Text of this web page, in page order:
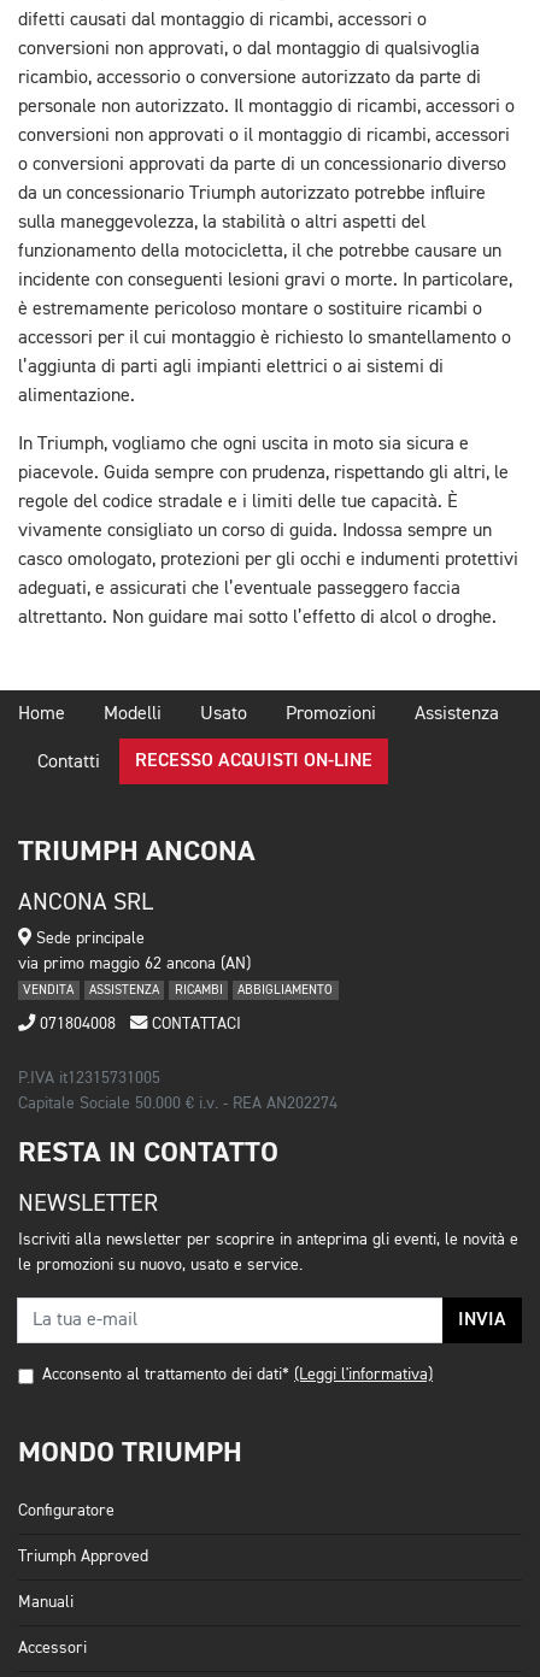
difetti causati dal montaggio di ricambi, accessori o
conversioni non approvati, o dal montaggio di qualsivoglia
ricambio, accessorio o conversione autorizzato da parte di
personale non autorizzato. Il montaggio di ricambi, accessori o
conversioni non approvati o il montaggio di ricambi, accessori
o conversioni approvati da parte di un concessionario diverso
da un concessionario Triumph autorizzato potrebbe influire
sulla maneggevolezza, la stabilità o altri aspetti del
funzionamento della motocicletta, il che potrebbe causare un
incidente con conseguenti lesioni gravi o morte. In particolare,
è estremamente pericoloso montare o sostituire ricambi o
accessori per il cui montaggio è richiesto lo smantellamento o
l’aggiunta di parti agli impianti elettrici o ai sistemi di
alimentazione.
In Triumph, vogliamo che ogni uscita in moto sia sicura e
piacevole. Guida sempre con prudenza, rispettando gli altri, le
regole del codice stradale e i limiti delle tue capacità. È
vivamente consigliato un corso di guida. Indossa sempre un
casco omologato, protezioni per gli occhi e indumenti protettivi
adeguati, e assicurati che l’eventuale passeggero faccia
altrettanto. Non guidare mai sotto l’effetto di alcol o droghe.
Home Modelli Usato Promozioni Assistenza
Contatti RECESSO ACQUISTI ON-LINE
TRIUMPH ANCONA
ANCONA SRL
Sede principale
via primo maggio 62 ancona (AN)
VENDITA ASSISTENZA RICAMBI ABBIGLIAMENTO
071804008 CONTATTACI
P.IVA it12315731005
Capitale Sociale 50.000 € i.v. - REA AN202274
RESTA IN CONTATTO
NEWSLETTER
Iscriviti alla newsletter per scoprire in anteprima gli eventi, le novità e
le promozioni su nuovo, usato e service.
INVIA
Acconsento al trattamento dei dati* (Leggi l'informativa)
MONDO TRIUMPH
Configuratore
Triumph Approved
Manuali
Accessori